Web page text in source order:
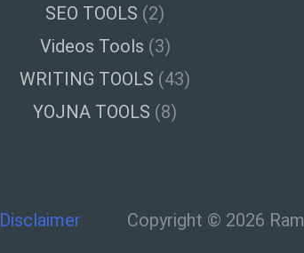
SEO TOOLS (2)
Videos Tools (3)
WRITING TOOLS (43)
YOJNA TOOLS (8)
Disclaimer Copyright © 2026